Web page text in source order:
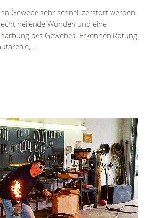
Gewebe sehr schnell zerstört werden.
heilende Wunden und eine
des Gewebes. Erkennen Rötung